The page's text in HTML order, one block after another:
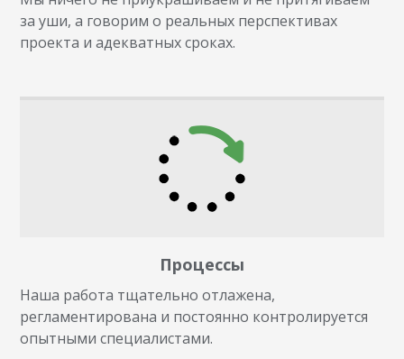
за уши, а говорим о реальных перспективах
проекта и адекватных сроках.
Процессы
Наша работа тщательно отлажена,
регламентирована и постоянно контролируется
опытными специалистами.